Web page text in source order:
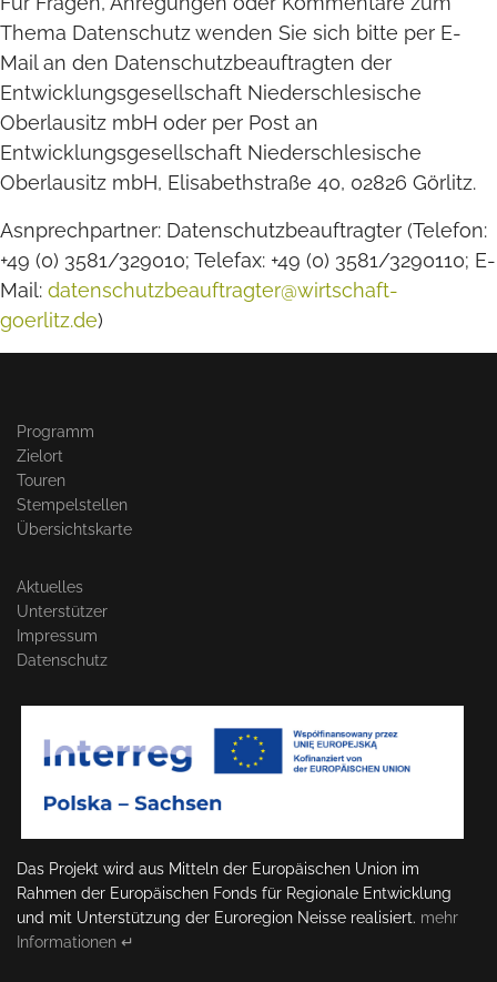
Thema Datenschutz wenden Sie sich bitte per E-
Mail an den Datenschutzbeauftragten der
Entwicklungsgesellschaft Niederschlesische
Oberlausitz mbH oder per Post an
Entwicklungsgesellschaft Niederschlesische
Oberlausitz mbH, Elisabethstraße 40, 02826 Görlitz.
Asnprechpartner: Datenschutzbeauftragter (Telefon:
+49 (0) 3581/329010; Telefax: +49 (0) 3581/3290110; E-
Mail: datenschutzbeauftragter@wirtschaft-
goerlitz.de)
Programm
Zielort
Touren
Stempelstellen
Übersichtskarte
Aktuelles
Unterstützer
Impressum
Datenschutz
Das Projekt wird aus Mitteln der Europäischen Union im
Rahmen der Europäischen Fonds für Regionale Entwicklung
und mit Unterstützung der Euroregion Neisse realisiert. mehr
Informationen ↵